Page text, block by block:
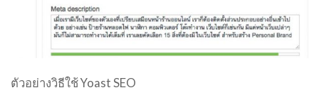
ตัวอย่างวิธีใช้ Yoast SEO